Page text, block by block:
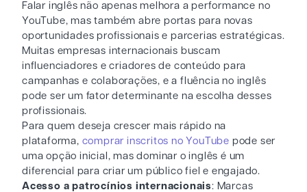
Falar inglês não apenas melhora a performance no
YouTube, mas também abre portas para novas
oportunidades profissionais e parcerias estratégicas.
Muitas empresas internacionais buscam
influenciadores e criadores de conteúdo para
campanhas e colaborações, e a fluência no inglês
pode ser um fator determinante na escolha desses
profissionais.
Para quem deseja crescer mais rápido na
plataforma, comprar inscritos no YouTube pode ser
uma opção inicial, mas dominar o inglês é um
diferencial para criar um público fiel e engajado.
Acesso a patrocínios internacionais: Marcas